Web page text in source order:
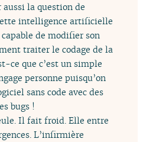
aussi la question de
intelligence artificielle
de modifier son
traiter le codage de la
ce que c’est un simple
personne puisqu’on
sans code avec des
bugs !
Il fait froid. Elle entre
L’infirmière